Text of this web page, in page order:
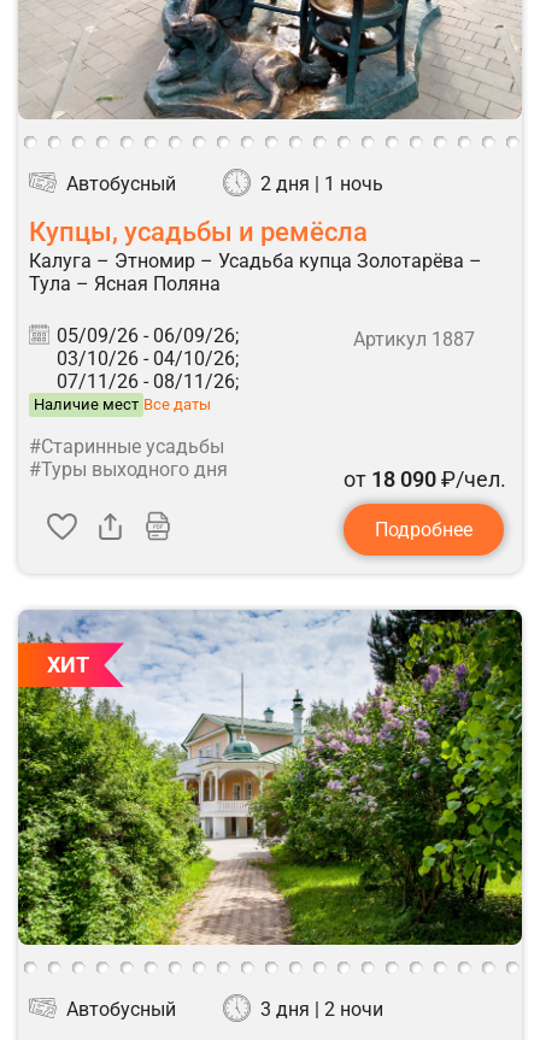
Автобусный 2 дня | 1 ночь
Купцы, усадьбы и ремёсла
Калуга – Этномир – Усадьба купца Золотарёва –
Тула – Ясная Поляна
05/09/26 - 06/09/26;
03/10/26 - 04/10/26;
07/11/26 - 08/11/26;
Наличие мест Все даты
Артикул 1887
#Старинные усадьбы
#Туры выходного дня
от 18 090₽/чел.
Подробнее
ХИТ
Автобусный 3 дня | 2 ночи